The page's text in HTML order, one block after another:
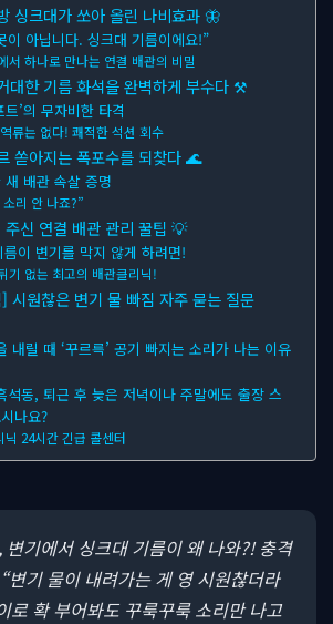
싱크대가 쏘아 올린 나비효과 🦋
이 아닙니다. 싱크대 기름이에요!”
서 하나로 만나는 연결 배관의 비밀
대한 기름 화석을 완벽하게 부수다 ⚒
트’의 무자비한 타격
류는 없다! 쾌적한 석션 회수
쏟아지는 폭포수를 되찾다 🌊
새 배관 속살 증명
리 안 나죠?”
주신 연결 배관 관리 꿀팁 💡
이 변기를 막지 않게 하려면!
기 없는 최고의 배관클리닉!
시원찮은 변기 물 빠짐 자주 묻는 질문
내릴 때 ‘꾸르륵’ 공기 빠지는 소리가 나는 이유
석동, 퇴근 후 늦은 저녁이나 주말에도 출장 스
나요?
닉 24시간 긴급 콜센터
변기에서 싱크대 기름이 왜 나와?! 충격
“변기 물이 내려가는 게 영 시원찮더라
로 확 부어봐도 꾸룩꾸룩 소리만 나고